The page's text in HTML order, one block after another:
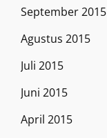
September 2015
Agustus 2015
Juli 2015
Juni 2015
April 2015